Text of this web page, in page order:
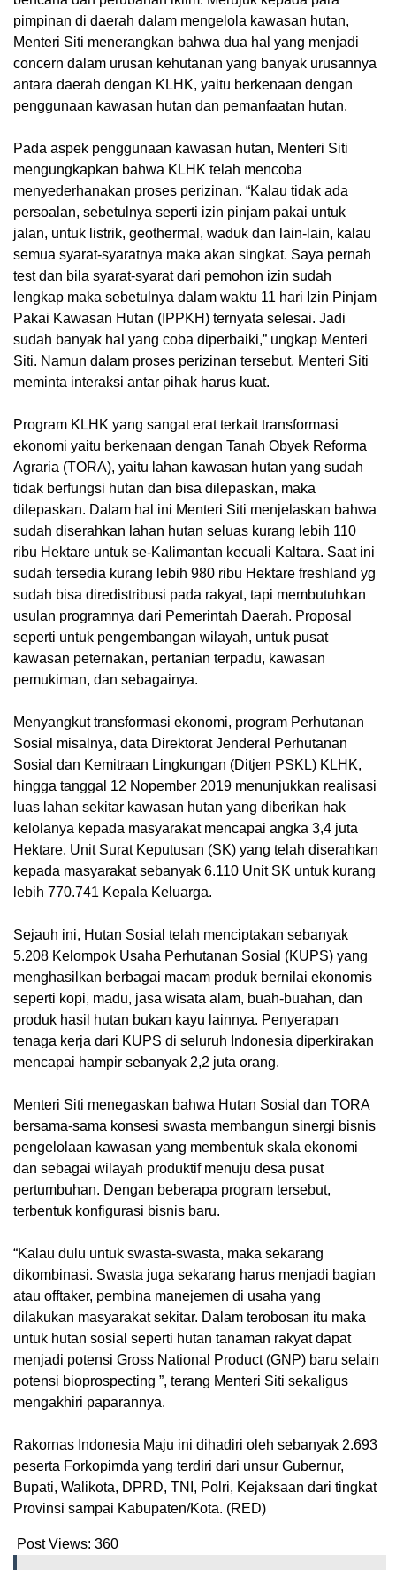
pimpinan di daerah dalam mengelola kawasan hutan,
Menteri Siti menerangkan bahwa dua hal yang menjadi
concern dalam urusan kehutanan yang banyak urusannya
antara daerah dengan KLHK, yaitu berkenaan dengan
penggunaan kawasan hutan dan pemanfaatan hutan.
Pada aspek penggunaan kawasan hutan, Menteri Siti
mengungkapkan bahwa KLHK telah mencoba
menyederhanakan proses perizinan. “Kalau tidak ada
persoalan, sebetulnya seperti izin pinjam pakai untuk
jalan, untuk listrik, geothermal, waduk dan lain-lain, kalau
semua syarat-syaratnya maka akan singkat. Saya pernah
test dan bila syarat-syarat dari pemohon izin sudah
lengkap maka sebetulnya dalam waktu 11 hari Izin Pinjam
Pakai Kawasan Hutan (IPPKH) ternyata selesai. Jadi
sudah banyak hal yang coba diperbaiki,” ungkap Menteri
Siti. Namun dalam proses perizinan tersebut, Menteri Siti
meminta interaksi antar pihak harus kuat.
Program KLHK yang sangat erat terkait transformasi
ekonomi yaitu berkenaan dengan Tanah Obyek Reforma
Agraria (TORA), yaitu lahan kawasan hutan yang sudah
tidak berfungsi hutan dan bisa dilepaskan, maka
dilepaskan. Dalam hal ini Menteri Siti menjelaskan bahwa
sudah diserahkan lahan hutan seluas kurang lebih 110
ribu Hektare untuk se-Kalimantan kecuali Kaltara. Saat ini
sudah tersedia kurang lebih 980 ribu Hektare freshland yg
sudah bisa diredistribusi pada rakyat, tapi membutuhkan
usulan programnya dari Pemerintah Daerah. Proposal
seperti untuk pengembangan wilayah, untuk pusat
kawasan peternakan, pertanian terpadu, kawasan
pemukiman, dan sebagainya.
Menyangkut transformasi ekonomi, program Perhutanan
Sosial misalnya, data Direktorat Jenderal Perhutanan
Sosial dan Kemitraan Lingkungan (Ditjen PSKL) KLHK,
hingga tanggal 12 Nopember 2019 menunjukkan realisasi
luas lahan sekitar kawasan hutan yang diberikan hak
kelolanya kepada masyarakat mencapai angka 3,4 juta
Hektare. Unit Surat Keputusan (SK) yang telah diserahkan
kepada masyarakat sebanyak 6.110 Unit SK untuk kurang
lebih 770.741 Kepala Keluarga.
Sejauh ini, Hutan Sosial telah menciptakan sebanyak
5.208 Kelompok Usaha Perhutanan Sosial (KUPS) yang
menghasilkan berbagai macam produk bernilai ekonomis
seperti kopi, madu, jasa wisata alam, buah-buahan, dan
produk hasil hutan bukan kayu lainnya. Penyerapan
tenaga kerja dari KUPS di seluruh Indonesia diperkirakan
mencapai hampir sebanyak 2,2 juta orang.
Menteri Siti menegaskan bahwa Hutan Sosial dan TORA
bersama-sama konsesi swasta membangun sinergi bisnis
pengelolaan kawasan yang membentuk skala ekonomi
dan sebagai wilayah produktif menuju desa pusat
pertumbuhan. Dengan beberapa program tersebut,
terbentuk konfigurasi bisnis baru.
“Kalau dulu untuk swasta-swasta, maka sekarang
dikombinasi. Swasta juga sekarang harus menjadi bagian
atau offtaker, pembina manejemen di usaha yang
dilakukan masyarakat sekitar. Dalam terobosan itu maka
untuk hutan sosial seperti hutan tanaman rakyat dapat
menjadi potensi Gross National Product (GNP) baru selain
potensi bioprospecting ”, terang Menteri Siti sekaligus
mengakhiri paparannya.
Rakornas Indonesia Maju ini dihadiri oleh sebanyak 2.693
peserta Forkopimda yang terdiri dari unsur Gubernur,
Bupati, Walikota, DPRD, TNI, Polri, Kejaksaan dari tingkat
Provinsi sampai Kabupaten/Kota. (RED)
Post Views: 360